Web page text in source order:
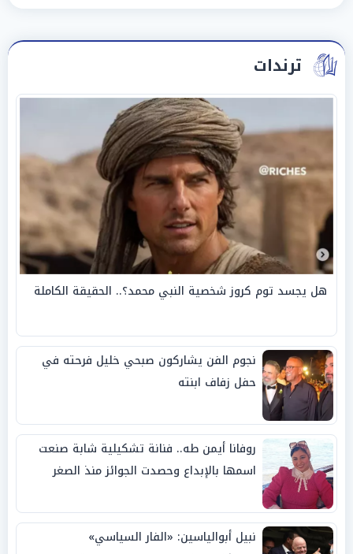
ترندات
هل يجسد توم كروز شخصية النبي محمد؟.. الحقيقة الكاملة
نجوم الفن يشاركون صبحي خليل فرحته في
حفل زفاف ابنته
روفانا أيمن طه.. فنانة تشكيلية شابة صنعت
اسمها بالإبداع وحصدت الجوائز منذ الصغر
نبيل أبوالياسين: «الفار السياسي»